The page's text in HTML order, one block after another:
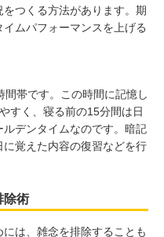
つくる方法があります。期
ムパフォーマンスを上げる
帯です。この時間に記憶し
すく、寝る前の15分間は日
デンタイムなのです。暗記
覚えた内容の復習などを行
除術
は、雑念を排除することも